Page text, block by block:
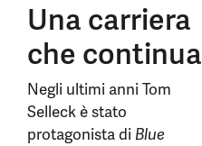
Una carriera
che continua
Negli ultimi anni Tom
Selleck è stato
protagonista di Blue